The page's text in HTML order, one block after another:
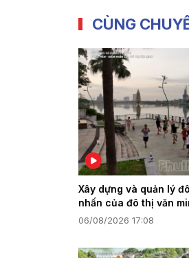
CÙNG
Xây dựng và quản lý
nhấn của đô thị văn
06/08/2026 17:08